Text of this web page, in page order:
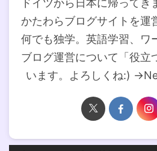
ドイツから日本に帰って
かたわらブログサイトを運
何でも独学。英語学習、ワ
ブログ運営について「役立
います。よろしくね:)